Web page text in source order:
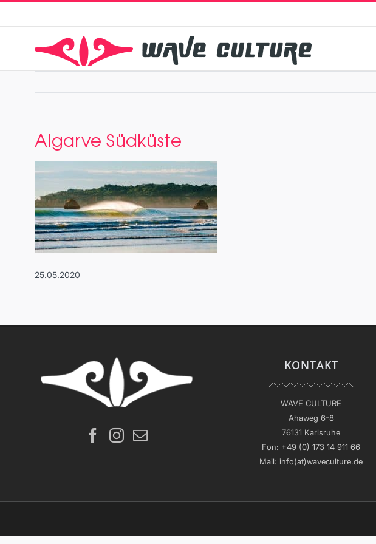
Algarve Südküste
25.05.2020
KONTAKT
WAVE CULTURE
Ahaweg 6-8
76131 Karlsruhe
Fon: +49 (0) 173 14 911 66
Mail: info(at)waveculture.de